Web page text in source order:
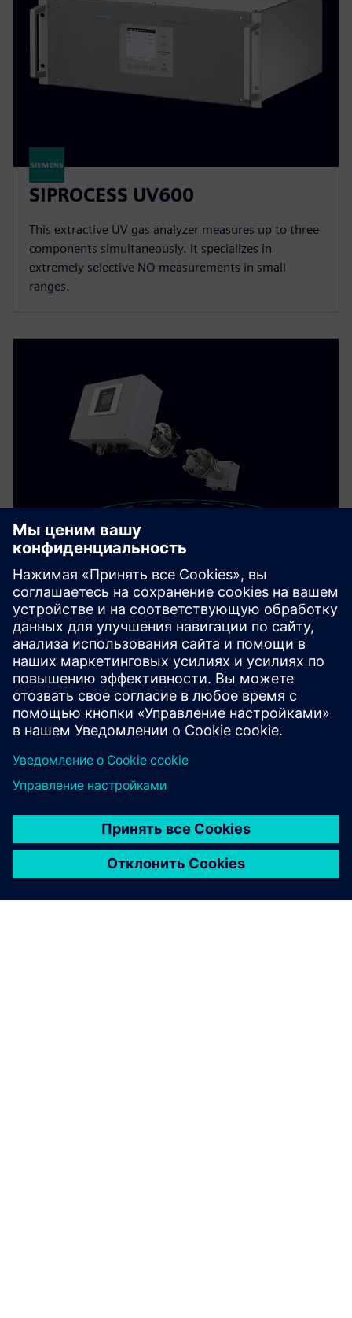
SIPROCESS UV600
This extractive UV gas analyzer measures up to three
components simultaneously. It specializes in
extremely selective NO measurements in small
ranges.
SITRANS TDL
Achieve fast, selective gas measurement with the in-
situ gas analyzer SITRANS TDL for a wide range of
different gases.